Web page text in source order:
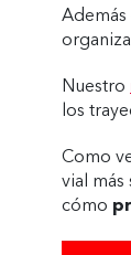
Nuestro
los
Como
vial más
cómo